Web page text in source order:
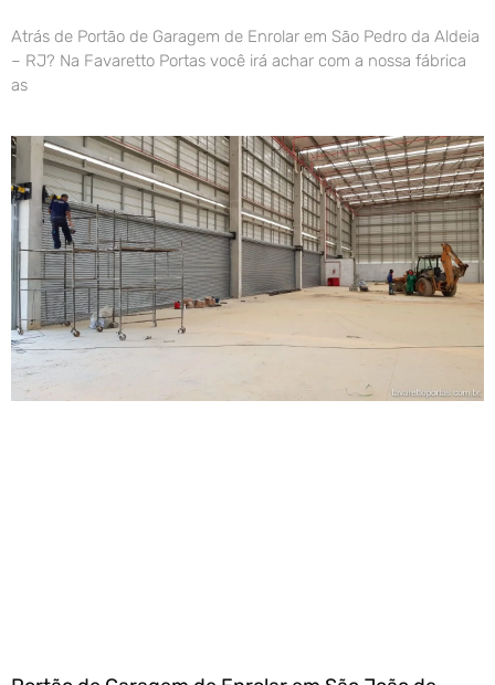
Atrás de Portão de Garagem de Enrolar em São Pedro da Aldeia
– RJ? Na Favaretto Portas você irá achar com a nossa fábrica
as